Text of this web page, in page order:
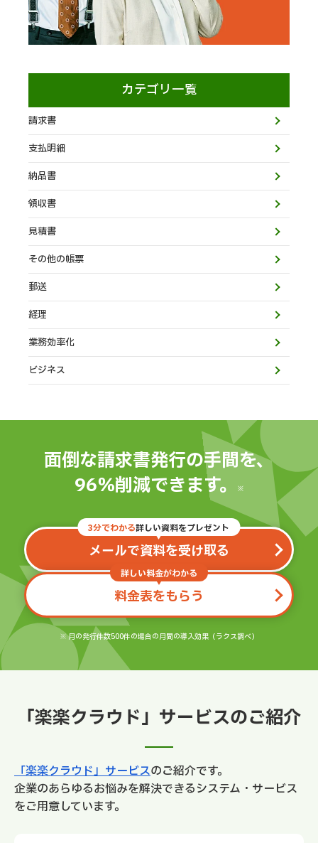
カテゴリ一覧
請求書
支払明細
納品書
領収書
見積書
その他の帳票
郵送
経理
業務効率化
ビジネス
面倒な請求書発行の手間を、
96％削減できます。
※
3分でわかる詳しい資料をプレゼント
メールで資料を受け取る
詳しい料金がわかる
料金表をもらう
※ 月の発行件数500件の場合の月間の導入効果（ラクス調べ）
「楽楽クラウド」サービスのご紹介
「楽楽クラウド」サービスのご紹介です。
企業のあらゆるお悩みを解決できるシステム・サービス
をご用意しています。